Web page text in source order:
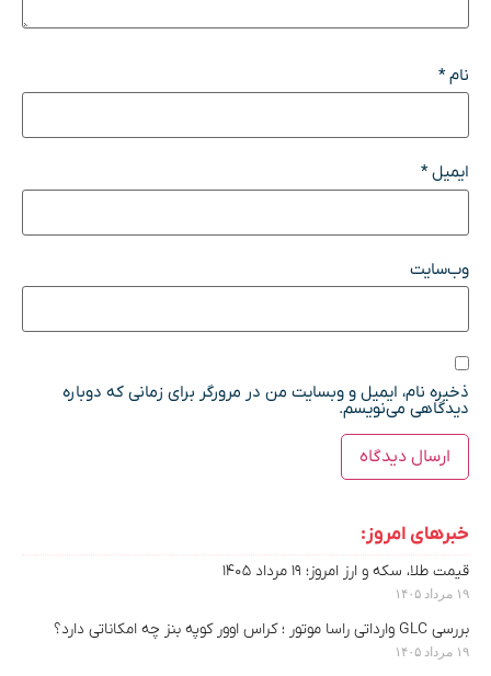
نام*
ایمیل*
وب‌سایت
ذخیره نام، ایمیل و وبسایت من در مرورگر برای زمانی که دوباره
دیدگاهی می‌نویسم.
خبرهای امروز:
قیمت طلا، سکه و ارز امروز؛ ۱۹ مرداد ۱۴۰۵
۱۹ مرداد ۱۴۰۵
بررسی GLC وارداتی راسا موتور ؛ کراس اوور کوپه بنز چه امکاناتی دارد؟
۱۹ مرداد ۱۴۰۵